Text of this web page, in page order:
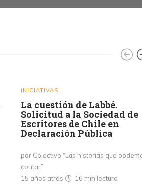
INICIATIVAS
La cuestión de Labbé.
Solicitud a la Sociedad de
Escritores de Chile en
Declaración Pública
por Colectivo “Las historias que
contar”
15 años atrás
16 min lectura